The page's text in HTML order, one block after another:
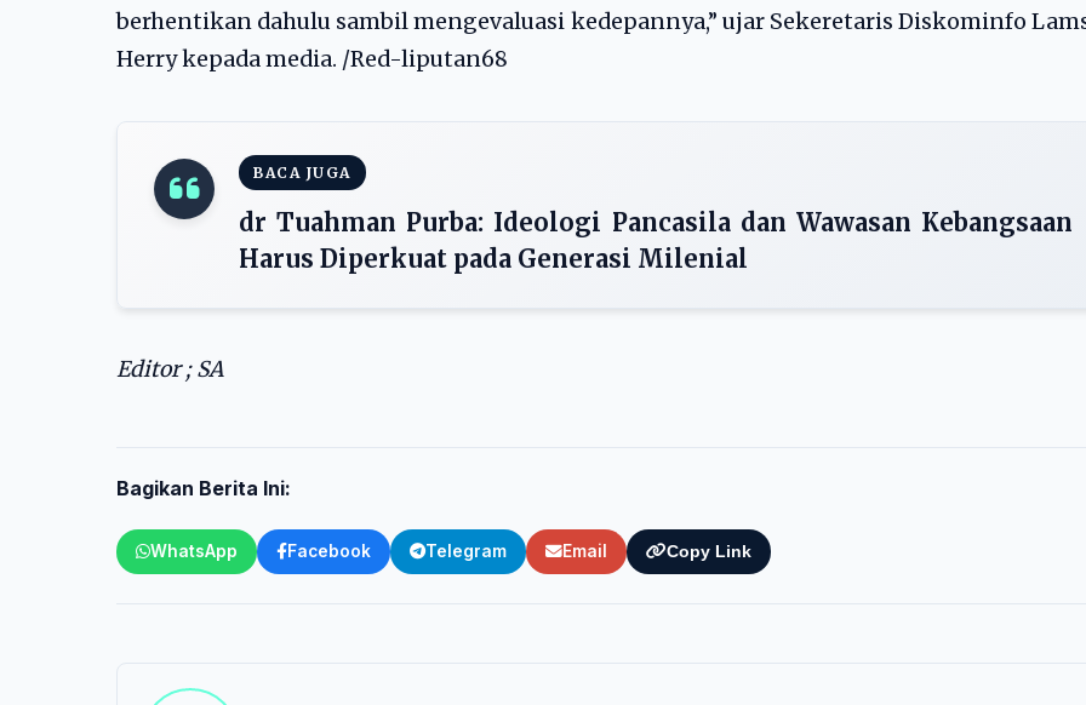
berhentikan dahulu sambil mengevaluasi kedepannya,” ujar Sekeretaris Diskominfo
Herry kepada media. /Red-liputan68
BACA JUGA
dr Tuahman Purba: Ideologi Pancasila dan Wawasan Kebangsaan
Harus Diperkuat pada Generasi Milenial
Editor ; SA
Bagikan Berita Ini:
WhatsApp Facebook Telegram Email Copy Link